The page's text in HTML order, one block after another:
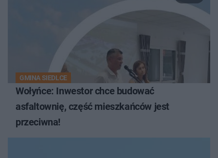
GMINA SIEDLCE
Wołyńce: Inwestor chce budować
asfaltownię, część mieszkańców jest
przeciwna!